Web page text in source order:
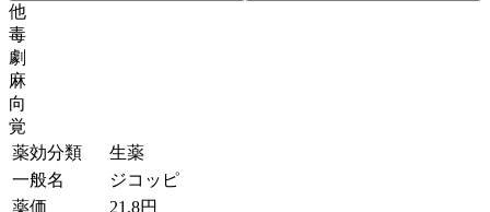
他
毒
劇
麻
向
覚
薬効分類
生薬
一般名
ジコッピ
薬価
21.8円